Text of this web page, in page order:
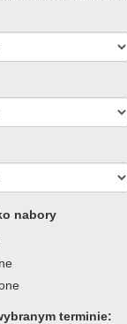
nabory
terminie: